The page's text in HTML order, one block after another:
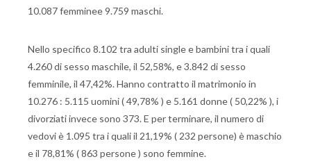
10.087 femminee 9.759 maschi.
Nello specifico 8.102 tra adulti single e bambini tra i quali
4.260 di sesso maschile, il 52,58%, e 3.842 di sesso
femminile, il 47,42%. Hanno contratto il matrimonio in
10.276 : 5.115 uomini ( 49,78% ) e 5.161 donne ( 50,22% ), i
divorziati invece sono 373. E per terminare, il numero di
vedovi è 1.095 tra i quali il 21,19% ( 232 persone) è maschio
e il 78,81% ( 863 persone ) sono femmine.